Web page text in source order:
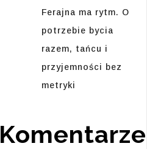
Ferajna ma rytm. O
potrzebie bycia
razem, tańcu i
przyjemności bez
metryki
Komentarze